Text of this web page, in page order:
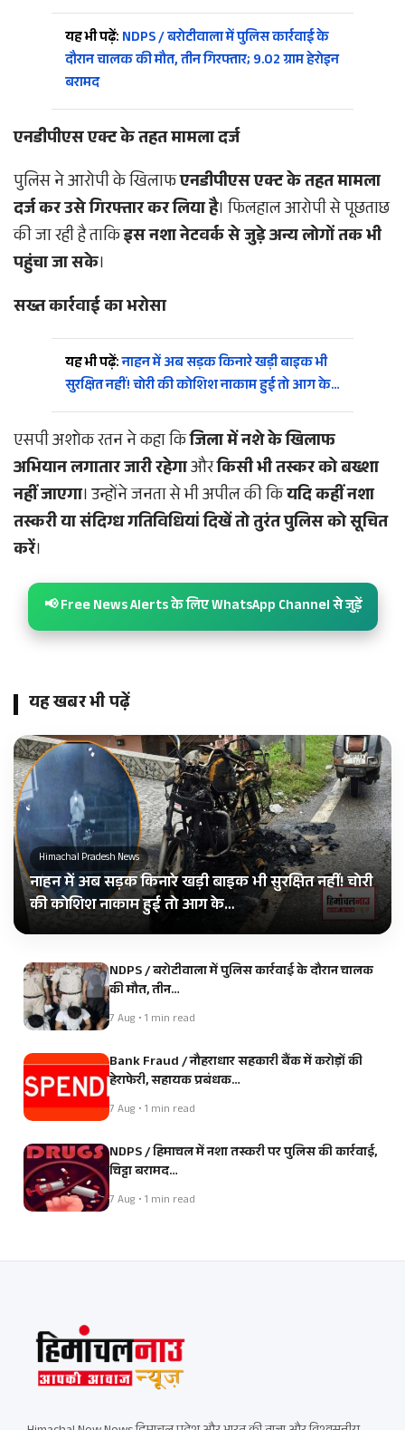
यह भी पढ़ें: NDPS / बरोटीवाला में पुलिस कार्रवाई के
दौरान चालक की मौत, तीन गिरफ्तार; 9.02 ग्राम हेरोइन
बरामद
एनडीपीएस एक्ट के तहत मामला दर्ज
पुलिस ने आरोपी के खिलाफएनडीपीएस एक्ट के तहत मामला
दर्ज कर उसे गिरफ्तार कर लिया है। फिलहाल आरोपी से पूछताछ
की जा रही है ताकिइस नशा नेटवर्क से जुड़े अन्य लोगों तक भी
पहुंचा जा सके।
सख्त कार्रवाई का भरोसा
यह भी पढ़ें:नाहन में अब सड़क किनारे खड़ी बाइक भी
सुरक्षित नहीं! चोरी की कोशिश नाकाम हुई तो आग के…
एसपी अशोक रतन ने कहा किजिला में नशे के खिलाफ
अभियान लगातार जारी रहेगाऔरकिसी भी तस्कर को बख्शा
नहीं जाएगा। उन्होंने जनता से भी अपील की कियदि कहीं नशा
तस्करी या संदिग्ध गतिविधियां दिखें तो तुरंत पुलिस को सूचित
करें।
📢 Free News Alerts के लिए WhatsApp Channel से जुड़ें
यह खबर भी पढ़ें
Himachal Pradesh News
नाहन में अब सड़क किनारे खड़ी बाइक भी सुरक्षित नहीं! चोरी
की कोशिश नाकाम हुई तो आग के…
NDPS / बरोटीवाला में पुलिस कार्रवाई के दौरान चालक
की मौत, तीन…
7 Aug • 1 min read
Bank Fraud / नौहराधार सहकारी बैंक में करोड़ों की
हेराफेरी, सहायक प्रबंधक…
7 Aug • 1 min read
NDPS / हिमाचल में नशा तस्करी पर पुलिस की कार्रवाई,
चिट्टा बरामद…
7 Aug • 1 min read